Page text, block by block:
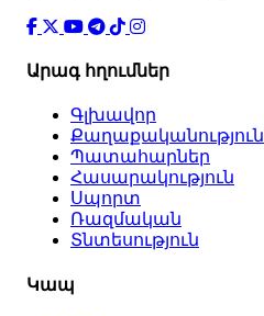
Արագ հղումներ
Գլխավոր
Քաղաքականություն
Պատահարներ
Հասարակություն
Սպորտ
Ռազմական
Տնտեսություն
Կապ